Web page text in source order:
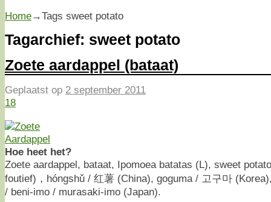
Home→Tags sweet potato
Tagarchief: sweet potato
Zoete aardappel (bataat)
Geplaatst op 2 september 2011
18
Hoe heet het?
Zoete aardappel, bataat, Ipomoea batatas (L), sweet
foutief)，hóngshǔ / 红薯 (China), goguma / 고구마
/ beni-imo / murasaki-imo (Japan).